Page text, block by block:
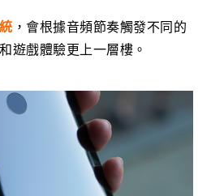
，會根據音頻節奏觸發不同的
遊戲體驗更上一層樓。